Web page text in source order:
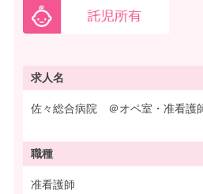
求人名
佐々総合病院 ＠オペ室・准看護
職種
准看護師